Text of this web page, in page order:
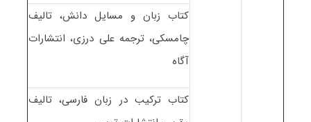
کتاب زبان و مسایل دانش، تالیف
چامسکی، ترجمه علی درزی، انتشارات
آگاه
کتاب ترکیب در زبان فارسی، تالیف